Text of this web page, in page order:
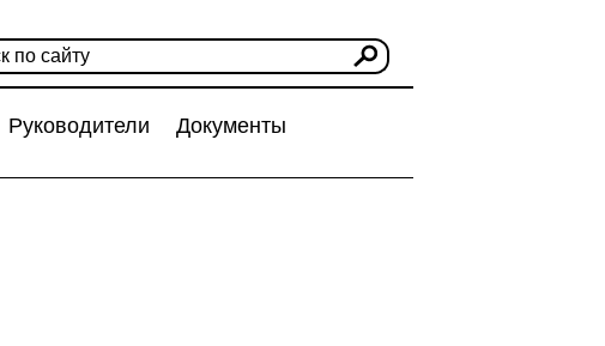
Руководители
Документы